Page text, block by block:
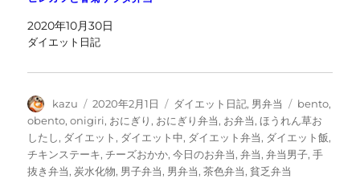
2020年10月30日
ダイエット日記
投
稿
者
kazu
投
稿
日:
2020年2月1日
カ
テ
ゴ
リ
ー
ダイエット日記, 男弁当
タ
グ
bento,
obento,onigiri, おにぎり , おにぎり弁当, お弁当,ほうれん草お
したし, ダイエット , ダイエット中, ダイエット弁当, ダイエット飯,
チキンステーキ,チーズおかか,今日のお弁当,弁当,弁当男子,手
抜き弁当, 炭水化物, 男子弁当, 男弁当,茶色弁当,貧乏弁当